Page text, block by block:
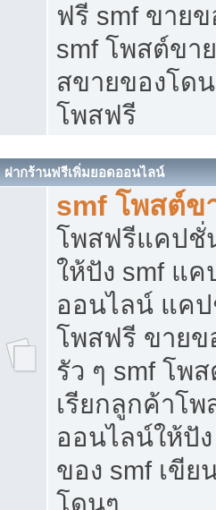
ฟรี smf ขาย
smf โพสต์ขา
สขายของโด
โพสฟรี
ฝากร้านฟรีเพิ่มยอดออนไลน์
smf โพสต์ข
โพสฟรีแคปชั่
ให้ปัง smf แ
ออนไลน์ แค
โพสฟรี ขายข
รัว ๆ smf โพ
เรียกลูกค้าโ
ออนไลน์ให้ปั
ของ smf เขี
โดนๆ